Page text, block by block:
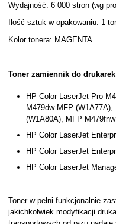
Wydajność: 6 000 stron (wg
Ilość sztuk w opakowaniu: 1
Kolor tonera: MAGENTA
Toner zamiennik do
HP Color LaserJet Pro
M479dw MFP
(W1A80A), MFP
HP Color LaserJet
HP Color LaserJet
HP Color LaserJet
Toner w pełni funkcjonalnie
jakichkolwiek modyfikacji